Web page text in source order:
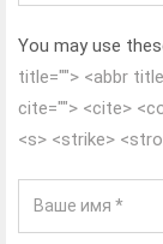
You may use
title=""> <abbr
cite=""> <cite>
<s> <strike>